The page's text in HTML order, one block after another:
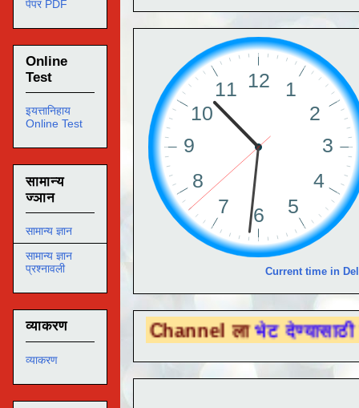
Current time in
Channel ला भेट देण्यासाठी येथे क्लिक
पेपर PDF
Online
Test
इयत्तानिहाय
Online Test
सामान्य
ज्ञान
सामान्य ज्ञान
सामान्य ज्ञान
प्रश्नावली
व्याकरण
व्याकरण